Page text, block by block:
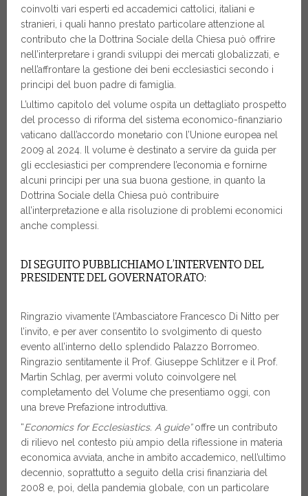
coinvolti vari esperti ed accademici cattolici, italiani e
stranieri, i quali hanno prestato particolare attenzione al
contributo che la Dottrina Sociale della Chiesa può offrire
nell’interpretare i grandi sviluppi dei mercati globalizzati, e
nell’affrontare la gestione dei beni ecclesiastici secondo i
principi del buon padre di famiglia.
L’ultimo capitolo del volume ospita un dettagliato prospetto
del processo di riforma del sistema economico-finanziario
vaticano dall’accordo monetario con l’Unione europea nel
2009 al 2024. Il volume è destinato a servire da guida per
gli ecclesiastici per comprendere l’economia e fornirne
alcuni principi per una sua buona gestione, in quanto la
Dottrina Sociale della Chiesa può contribuire
all’interpretazione e alla risoluzione di problemi economici
anche complessi.
DI SEGUITO PUBBLICHIAMO L’INTERVENTO DEL
PRESIDENTE DEL GOVERNATORATO:
Ringrazio vivamente l’Ambasciatore Francesco Di Nitto per
l’invito, e per aver consentito lo svolgimento di questo
evento all’interno dello splendido Palazzo Borromeo.
Ringrazio sentitamente il Prof. Giuseppe Schlitzer e il Prof.
Martin Schlag, per avermi voluto coinvolgere nel
completamento del Volume che presentiamo oggi, con
una breve Prefazione introduttiva.
“Economics for Ecclesiastics. A guide”offre un contributo
di rilievo nel contesto più ampio della riflessione in materia
economica avviata, anche in ambito accademico, nell’ultimo
decennio, soprattutto a seguito della crisi finanziaria del
2008 e, poi, della pandemia globale, con un particolare